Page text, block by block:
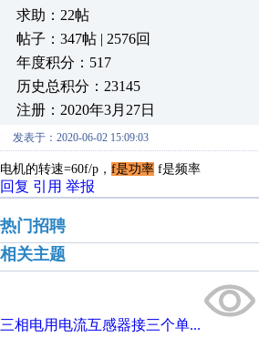
求助：22帖
帖子：347帖 | 2576回
年度积分：517
历史总积分：23145
注册：2020年3月27日
发表于：2020-06-02 15:09:03
电机的转速=60f/p， f是功率 f是频率
回复 引用 举报
热门招聘
相关主题
三相电用电流互感器接三个单...